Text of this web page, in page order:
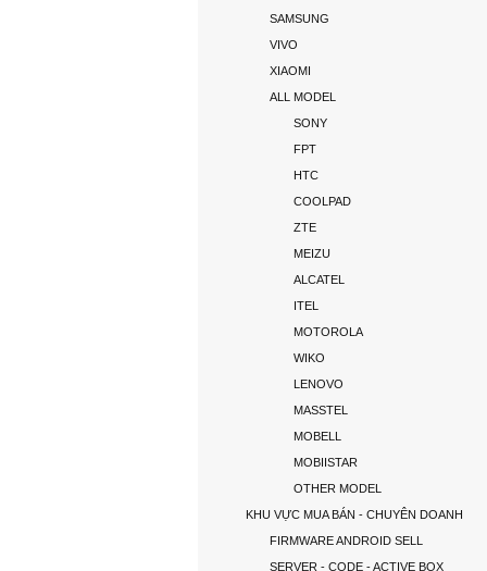
SAMSUNG
VIVO
XIAOMI
ALL MODEL
SONY
FPT
HTC
COOLPAD
ZTE
MEIZU
ALCATEL
ITEL
MOTOROLA
WIKO
LENOVO
MASSTEL
MOBELL
MOBIISTAR
OTHER MODEL
KHU VỰC MUA BÁN - CHUYÊN DOANH
FIRMWARE ANDROID SELL
SERVER - CODE - ACTIVE BOX